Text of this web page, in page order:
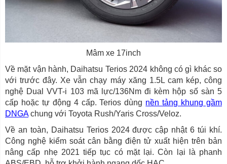
Mâm xe 17inch
Về mặt vận hành, Daihatsu Terios 2024 không có gì khác so
với trước đây. Xe vẫn chạy máy xăng 1.5L cam kép, công
nghệ Dual VVT-i 103 mã lực/136Nm đi kèm hộp số sàn 5
cấp hoặc tự động 4 cấp. Terios dùng nền tảng khung gầm
DNGAchung với Toyota Rush/Yaris Cross/Veloz.
Về an toàn, Daihatsu Terios 2024 được cập nhật 6 túi khí.
Công nghệ kiểm soát cân bằng điện tử xuất hiện trên bản
nâng cấp nhẹ 2021 tiếp tục có mặt lại. Còn lại là phanh